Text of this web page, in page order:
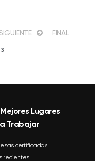
SIGUIENTE FINAL
3
Mejores Lugares
Trabajar
certificadas
recientes